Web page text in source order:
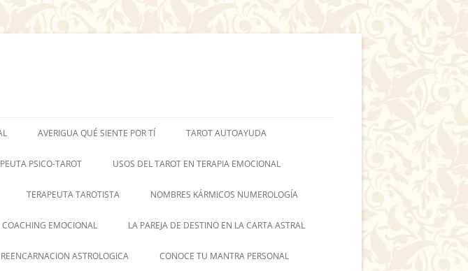
AVERIGUA QUÉ SIENTE POR TÍ TAROT AUTOAYUDA
PSICO-TAROT USOS DEL TAROT EN TERAPIA EMOCIONAL
TERAPEUTA TAROTISTA NOMBRES KÁRMICOS NUMEROLOGÍA
COACHING EMOCIONAL LA PAREJA DE DESTINO EN LA CARTA ASTRAL
REENCARNACION ASTROLOGICA CONOCE TU MANTRA PERSONAL